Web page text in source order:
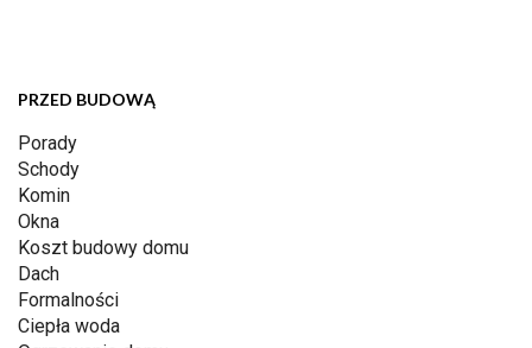
PRZED BUDOWĄ
Porady
Schody
Komin
Okna
Koszt budowy domu
Dach
Formalności
Ciepła woda